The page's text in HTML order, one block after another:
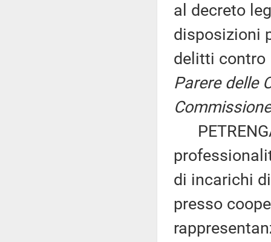
al decreto
disposizioni
delitti contro
Parere delle
di incarichi
presso